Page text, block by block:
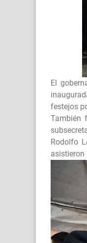
El
festejos
También
Rodolfo
asistieron